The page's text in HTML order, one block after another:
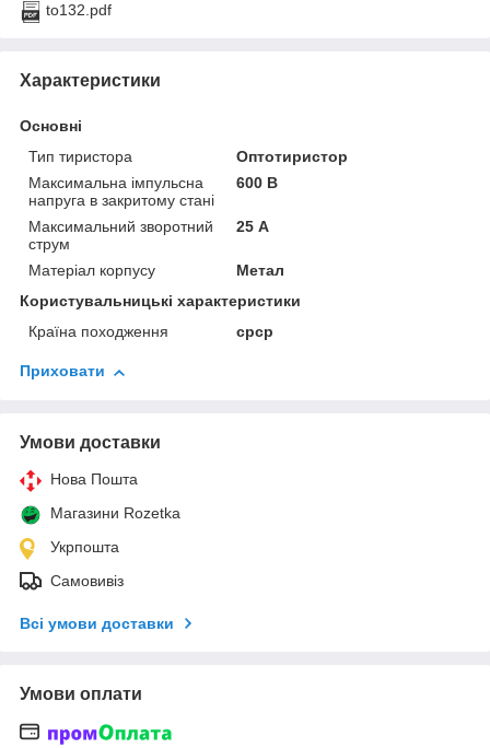
to132.pdf
Характеристики
Основні
Тип тиристора
Оптотиристор
Максимальна імпульсна
напруга в закритому стані
600 В
Максимальний зворотний
струм
25 А
Матеріал корпусу
Метал
Користувальницькі характеристики
Країна походження
срср
Приховати
Умови доставки
Нова Пошта
Магазини Rozetka
Укрпошта
Самовивіз
Всі умови доставки
Умови оплати